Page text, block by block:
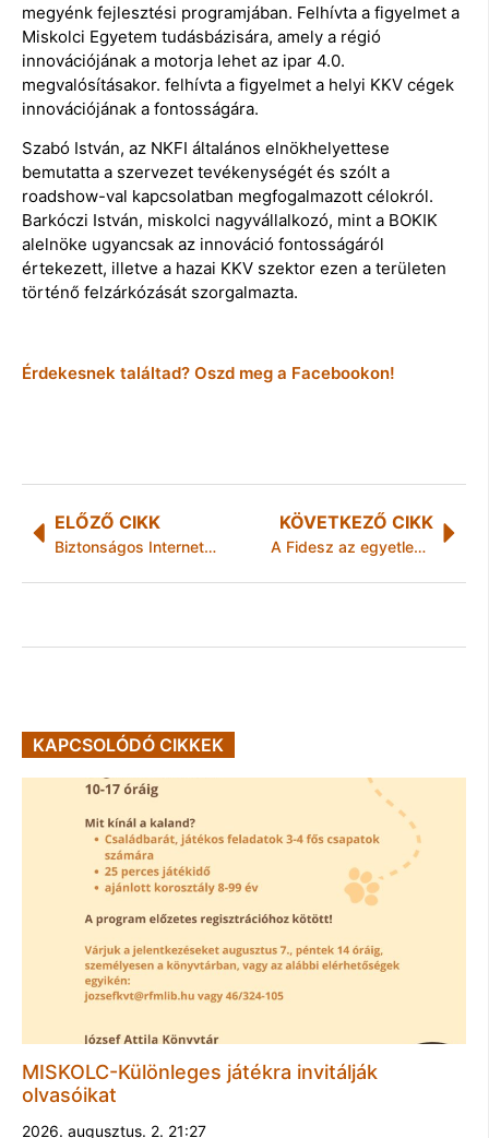
megyénk fejlesztési programjában. Felhívta a figyelmet a
Miskolci Egyetem tudásbázisára, amely a régió
innovációjának a motorja lehet az ipar 4.0.
megvalósításakor. felhívta a figyelmet a helyi KKV cégek
innovációjának a fontosságára.
Szabó István, az NKFI általános elnökhelyettese
bemutatta a szervezet tevékenységét és szólt a
roadshow-val kapcsolatban megfogalmazott célokról.
Barkóczi István, miskolci nagyvállalkozó, mint a BOKIK
alelnöke ugyancsak az innováció fontosságáról
értekezett, illetve a hazai KKV szektor ezen a területen
történő felzárkózását szorgalmazta.
Érdekesnek találtad? Oszd meg a Facebookon!
ELŐZŐ CIKK
Biztonságos Internet Nap
KÖVETKEZŐ CIKK
A Fidesz az egyetlen bevándorlásszervező alakulat Magyarországon
KAPCSOLÓDÓ CIKKEK
MISKOLC-Különleges játékra invitálják
olvasóikat
2026. augusztus. 2. 21:27